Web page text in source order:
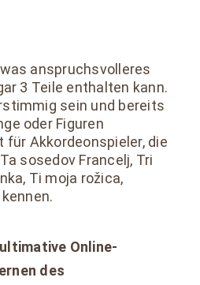
anspruchsvolleres
3 Teile enthalten kann.
sein und bereits
oder Figuren
für Akkordeonspieler, die
sosedov Francelj, Tri
Ti moja rožica,
Online-
des